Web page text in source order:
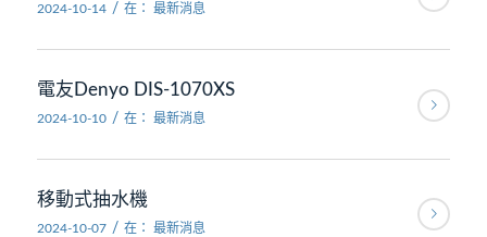
2024-10-14 / 在： 最新消息
電友Denyo DIS-1070XS
2024-10-10 / 在： 最新消息
移動式抽水機
2024-10-07 / 在： 最新消息